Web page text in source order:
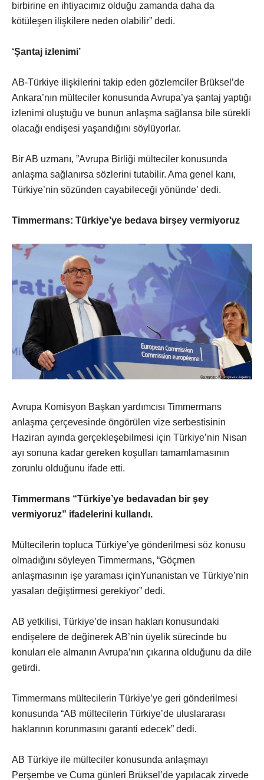
birbirine en ihtiyacımız olduğu zamanda daha da
kötüleşen ilişkilere neden olabilir” dedi.
‘Şantaj izlenimi’
AB-Türkiye ilişkilerini takip eden gözlemciler Brüksel’de
Ankara’nın mülteciler konusunda Avrupa’ya şantaj yaptığı
izlenimi oluştuğu ve bunun anlaşma sağlansa bile sürekli
olacağı endişesi yaşandığını söylüyorlar.
Bir AB uzmanı, ”Avrupa Birliği mülteciler konusunda
anlaşma sağlanırsa sözlerini tutabilir. Ama genel kanı,
Türkiye’nin sözünden cayabileceği yönünde’ dedi.
Timmermans: Türkiye’ye bedava birşey vermiyoruz
Avrupa Komisyon Başkan yardımcısı Timmermans
anlaşma çerçevesinde öngörülen vize serbestisinin
Haziran ayında gerçekleşebilmesi için Türkiye’nin Nisan
ayı sonuna kadar gereken koşulları tamamlamasının
zorunlu olduğunu ifade etti.
Timmermans “Türkiye’ye bedavadan bir şey
vermiyoruz” ifadelerini kullandı.
Mültecilerin topluca Türkiye’ye gönderilmesi söz konusu
olmadığını söyleyen Timmermans, “Göçmen
anlaşmasının işe yaraması içinYunanistan ve Türkiye’nin
yasaları değiştirmesi gerekiyor” dedi.
AB yetkilisi, Türkiye’de insan hakları konusundaki
endişelere de değinerek AB’nin üyelik sürecinde bu
konuları ele almanın Avrupa’nın çıkarına olduğunu da dile
getirdi.
Timmermans mültecilerin Türkiye’ye geri gönderilmesi
konusunda “AB mültecilerin Türkiye’de uluslararası
haklarının korunmasını garanti edecek” dedi.
AB Türkiye ile mülteciler konusunda anlaşmayı
Perşembe ve Cuma günleri Brüksel’de yapılacak zirvede